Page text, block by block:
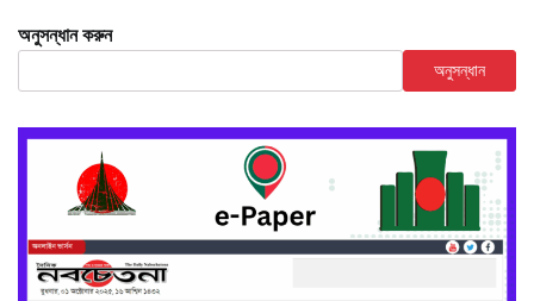
অনুসন্ধান করুন
অনুসন্ধান